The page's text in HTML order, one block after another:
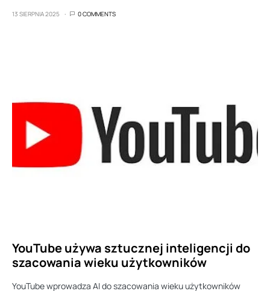
13 SIERPNIA 2025 0 COMMENTS
YouTube używa sztucznej inteligencji do
szacowania wieku użytkowników
YouTube wprowadza AI do szacowania wieku użytkowników